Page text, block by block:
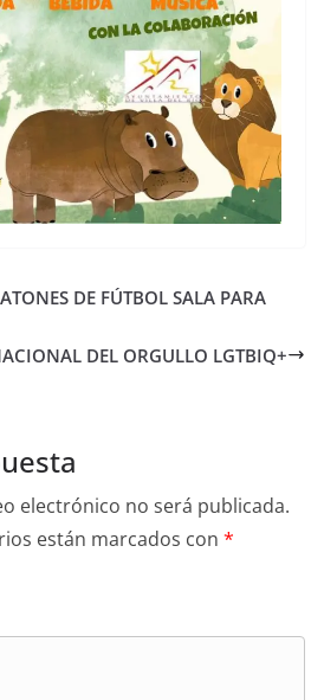
DE FÚTBOL SALA PARA
DEL ORGULLO LGTBIQ+
electrónico no será publicada.
están marcados con *